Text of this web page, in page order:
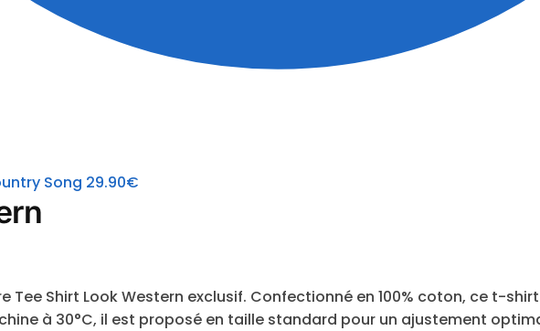
Song 29.90€
Tee Shirt Look Western exclusif. Confectionné en 100% coton, ce t-
à 30°C, il est proposé en taille standard pour un ajustement